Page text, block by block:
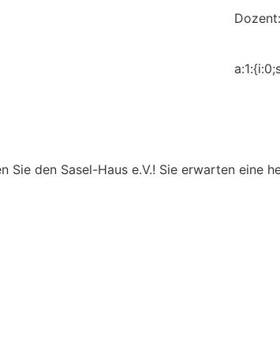
Sie den Sasel-Haus e.V.! Sie erwarten eine